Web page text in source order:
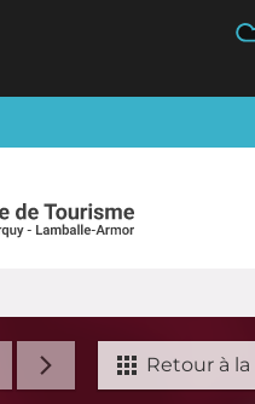
Retour à la